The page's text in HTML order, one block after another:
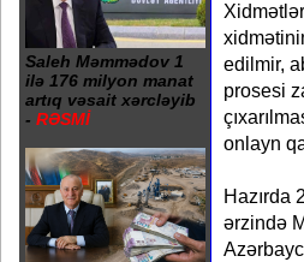
Saleh Məmmədov 1
ilə 176 milyon manat
artıq vəsait xərcləyib
- RƏSMİ
edilmir,
prosesi
onlayn
Hazırda
ərzində